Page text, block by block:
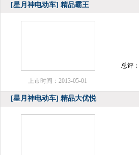
[星月神电动车] 精品霸王
上市时间：2013-05-01
总评：
[星月神电动车] 精品大优悦